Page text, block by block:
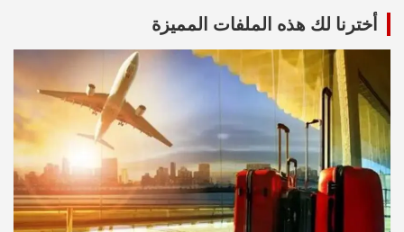
أخترنا لك هذه الملفات المميزة